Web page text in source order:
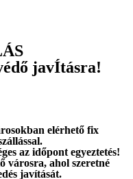
javÍtásra!
elérhető fix
az időpont egyeztetés!
városra, ahol szeretné
javítását.